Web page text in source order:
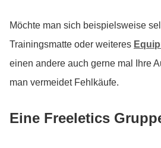
Möchte man sich beispielsweise
Trainingsmatte oder weiteres
einen andere auch gerne mal Ihre
man vermeidet Fehlkäufe.
Eine Freeletics